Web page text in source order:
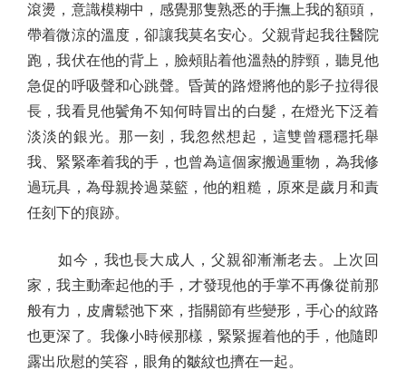
滾燙，意識模糊中，感覺那隻熟悉的手撫上我的額頭，
帶着微涼的溫度，卻讓我莫名安心。父親背起我往醫院
跑，我伏在他的背上，臉頰貼着他溫熱的脖頸，聽見他
急促的呼吸聲和心跳聲。昏黃的路燈將他的影子拉得很
長，我看見他鬢角不知何時冒出的白髮，在燈光下泛着
淡淡的銀光。那一刻，我忽然想起，這雙曾穩穩托舉
我、緊緊牽着我的手，也曾為這個家搬過重物，為我修
過玩具，為母親拎過菜籃，他的粗糙，原來是歲月和責
任刻下的痕跡。
如今，我也長大成人，父親卻漸漸老去。上次回
家，我主動牽起他的手，才發現他的手掌不再像從前那
般有力，皮膚鬆弛下來，指關節有些變形，手心的紋路
也更深了。我像小時候那樣，緊緊握着他的手，他隨即
露出欣慰的笑容，眼角的皺紋也擠在一起。